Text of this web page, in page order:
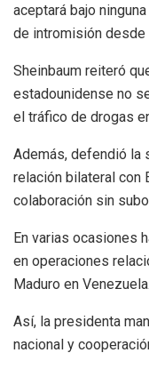
aceptará bajo
de intromisión desde
Sheinbaum reiteró
estadounidense no
el tráfico de drogas
Además, defendió la
relación bilateral con
colaboración sin
En varias ocasiones
en operaciones
Maduro en Venezuela.
Así, la presidenta
nacional y